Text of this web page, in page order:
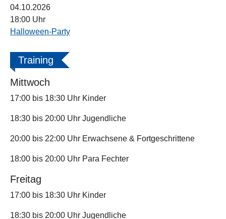
04.10.2026
18:00 Uhr
Halloween-Party
Training
Mittwoch
17:00 bis 18:30 Uhr Kinder
18:30 bis 20:00 Uhr Jugendliche
20:00 bis 22:00 Uhr Erwachsene & Fortgeschrittene
18:00 bis 20:00 Uhr Para Fechter
Freitag
17:00 bis 18:30 Uhr Kinder
18:30 bis 20:00 Uhr Jugendliche